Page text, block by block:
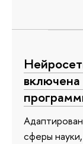
сферы